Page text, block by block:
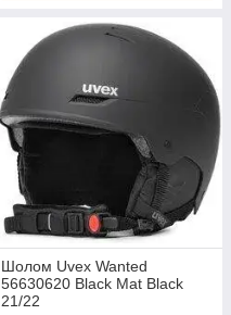
Шолом Uvex Wanted
56630620 Black Mat Black
21/22